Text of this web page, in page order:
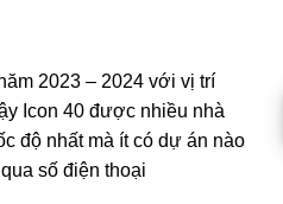
2023 – 2024 với vị trí
Icon 40 được nhiều nhà
độ nhất mà ít có dự án nào
số điện thoại